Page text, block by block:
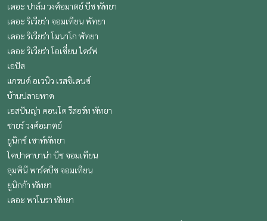
เดอะ ปาล์ม วงศ์อมาตย์ บีช พัทยา
เดอะ ริเวียร่า จอมเทียน พัทยา
เดอะ ริเวียร่า โมนาโก พัทยา
เดอะ ริเวียร่า โอเชี่ยน ไดร์ฟ
เอปัส
แกรนด์ อเวนิว เรสซิเดนซ์
บ้านปลายหาด
เอสปันญ่า คอนโด รีสอร์ท พัทยา
ซายร์ วงศ์อมาตย์
ยูนิกซ์ เซาท์พัทยา
โคปาคาบาน่า บีช จอมเทียน
ลุมพินี พาร์คบีช จอมเทียน
ยูนิกก้า พัทยา
เดอะ พาโนรา พัทยา